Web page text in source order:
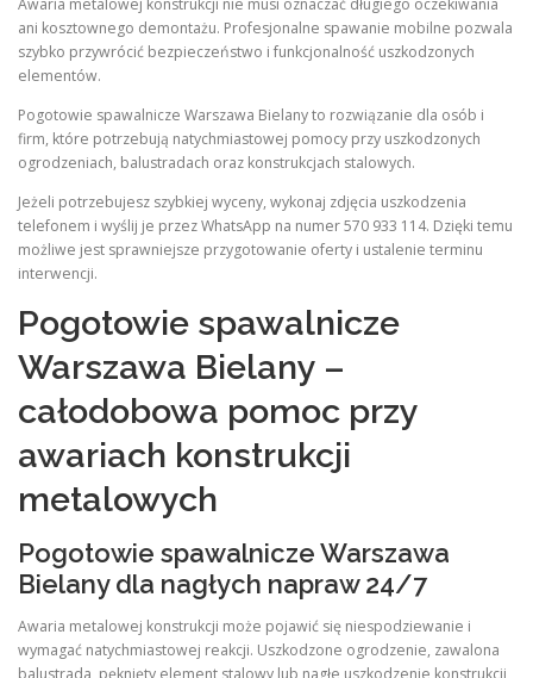
ani kosztownego demontażu. Profesjonalne spawanie mobilne pozwala
szybko przywrócić bezpieczeństwo i funkcjonalność uszkodzonych
elementów.
Pogotowie spawalnicze Warszawa Bielany to rozwiązanie dla osób i
firm, które potrzebują natychmiastowej pomocy przy uszkodzonych
ogrodzeniach, balustradach oraz konstrukcjach stalowych.
Jeżeli potrzebujesz szybkiej wyceny, wykonaj zdjęcia uszkodzenia
telefonem i wyślij je przez WhatsApp na numer 570 933 114. Dzięki temu
możliwe jest sprawniejsze przygotowanie oferty i ustalenie terminu
interwencji.
Pogotowie spawalnicze
Warszawa Bielany –
całodobowa pomoc przy
awariach konstrukcji
metalowych
Pogotowie spawalnicze Warszawa
Bielany dla nagłych napraw 24/7
Awaria metalowej konstrukcji może pojawić się niespodziewanie i
wymagać natychmiastowej reakcji. Uszkodzone ogrodzenie, zawalona